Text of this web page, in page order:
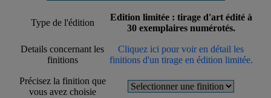
Type de l'édition
Edition limitée : tirage d'art édité à
30 exemplaires numérotés.
Details concernant les
finitions
Cliquez ici pour voir en détail les
finitions d'un tirage en édition limitée.
Précisez la finition que
vous avez choisie